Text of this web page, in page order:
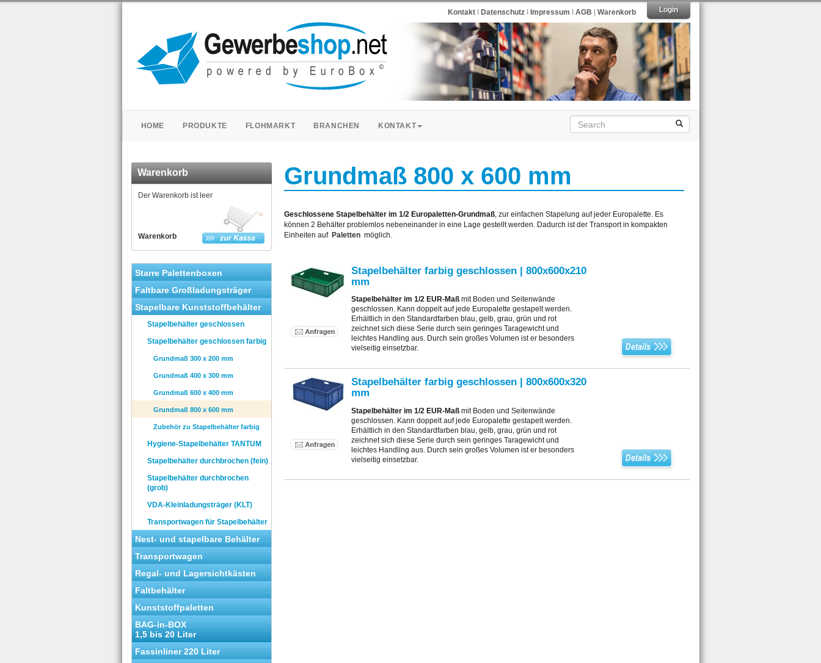
KontaktI Datenschutz Impressum AGB Warenkorb Login
HOME PRODUKTE FLOHMARKT BRANCHEN KONTAKT
Warenkorb
Warenkorb
Der Warenkorb ist leer
Starre Palettenboxen
Faltbare Großladungsträger
Stapelbare Kunststoffbehälter
Stapelbehälter geschlossen
Stapelbehälter geschlossen farbig
Grundmaß 300 x 200 mm
Grundmaß 400 x 300 mm
Grundmaß 600 x 400 mm
Grundmaß 800 x 600 mm
Zubehör zu Stapelbehälter farbig
Hygiene-Stapelbehälter TANTUM
Stapelbehälter durchbrochen (fein)
Stapelbehälter durchbrochen
(grob)
VDA-Kleinladungsträger (KLT)
Transportwagen für Stapelbehälter
Nest- und stapelbare Behälter
Transportwagen
Regal- und Lagersichtkästen
Faltbehälter
Kunststoffpaletten
BAG-in-BOX
1,5 bis 20 Liter
Fassinliner 220 Liter
Grundmaß 800 x 600 mm
Geschlossene Stapelbehälter im 1/2 Europaletten-Grundmaß, zur einfachen Stapelung auf jeder Europalette. Es
können 2 Behälter problemlos nebeneinander in eine Lage gestellt werden. Dadurch ist der Transport in kompakten
Einheiten auf Paletten möglich.
Stapelbehälter farbig geschlossen | 800x600x210
mm
Stapelbehälter im 1/2 EUR-Maßmit Boden und Seitenwände
geschlossen. Kann doppelt auf jede Europalette gestapelt werden.
Erhältlich in den Standardfarben blau, gelb, grau, grün und rot
zeichnet sich diese Serie durch sein geringes Taragewicht und
leichtes Handling aus. Durch sein großes Volumen ist er besonders
vielseitig einsetzbar.
Stapelbehälter farbig geschlossen | 800x600x320
mm
Stapelbehälter im 1/2 EUR-Maßmit Boden und Seitenwände
geschlossen. Kann doppelt auf jede Europalette gestapelt werden.
Erhältlich in den Standardfarben blau, gelb, grau, grün und rot
zeichnet sich diese Serie durch sein geringes Taragewicht und
leichtes Handling aus. Durch sein großes Volumen ist er besonders
vielseitig einsetzbar.